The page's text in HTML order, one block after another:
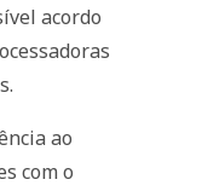
acordo
ao
com o